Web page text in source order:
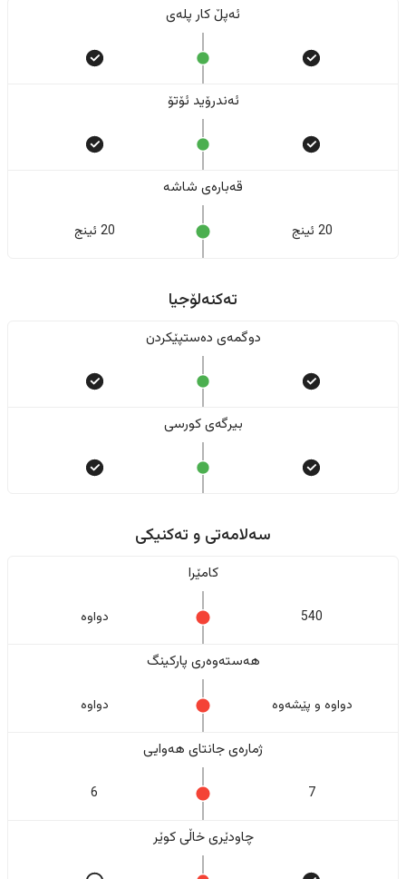
ئەپڵ کار پلەی
ئەندرۆید ئۆتۆ
قەبارەی شاشە
20 ئینج 20 ئینج
تەکنەلۆجیا
دوگمەی دەستپێکردن
بیرگەی کورسی
سەلامەتی و تەکنیکی
کامێرا
540 دواوە
هەستەوەری پارکینگ
دواوە و پێشەوە دواوە
ژمارەی جانتای هەوایی
7
6
چاودێری خاڵی کوێر